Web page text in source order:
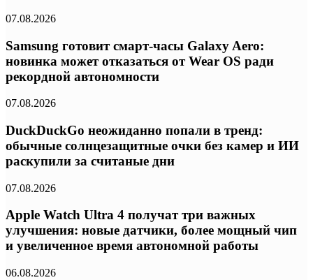
07.08.2026
Samsung готовит смарт-часы Galaxy Aero:
новинка может отказаться от Wear OS ради
рекордной автономности
07.08.2026
DuckDuckGo неожиданно попали в тренд:
обычные солнцезащитные очки без камер и ИИ
раскупили за считаные дни
07.08.2026
Apple Watch Ultra 4 получат три важных
улучшения: новые датчики, более мощный чип
и увеличенное время автономной работы
06.08.2026